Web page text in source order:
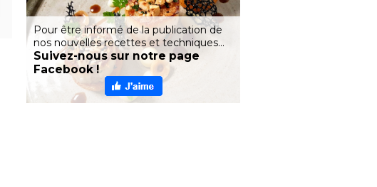
Pour être informé de la publication de
nos nouvelles recettes et techniques...
Suivez-nous sur notre page
Facebook !